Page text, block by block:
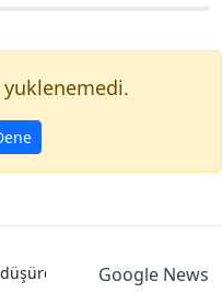
düşürdü, vatandaşa ucuz
Google News